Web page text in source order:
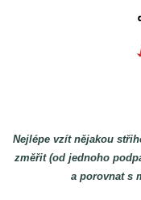
Nejlépe vzít nějakou
změřit (od jednoho
a porovnat s